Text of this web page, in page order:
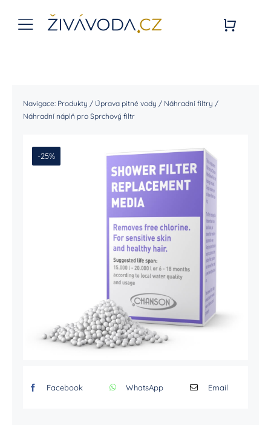
Toggle
Živá Voda
Služby
Navigace: Produkty / Úprava pitné vody / Náhradní filtry /
Náhradní náplň pro Sprchový filtr
-25%
Facebook WhatsApp Email